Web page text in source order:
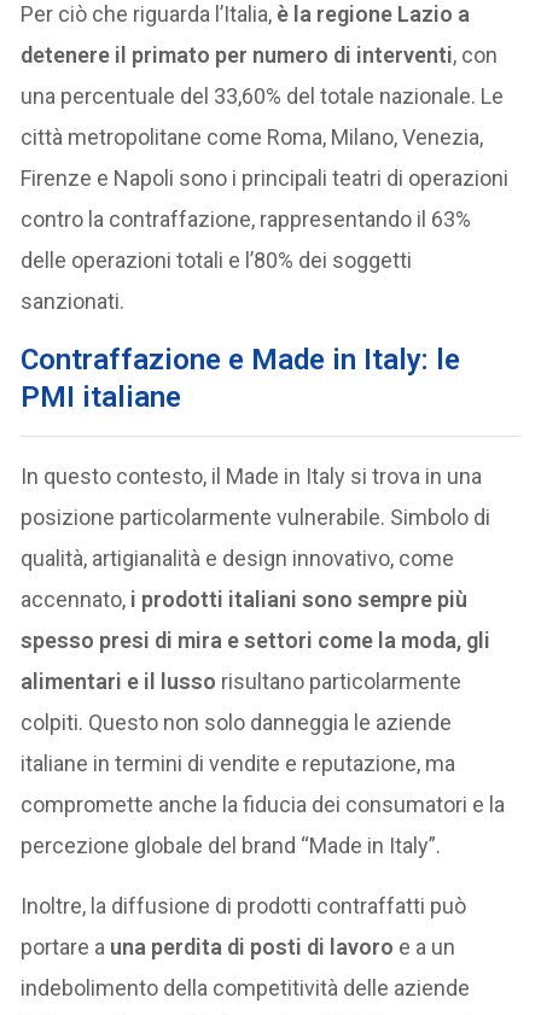
Per ciò che riguarda l’Italia, è la regione Lazio a
detenere il primato per numero di interventi, con
una percentuale del 33,60% del totale nazionale. Le
città metropolitane come Roma, Milano, Venezia,
Firenze e Napoli sono i principali teatri di operazioni
contro la contraffazione, rappresentando il 63%
delle operazioni totali e l’80% dei soggetti
sanzionati.
Contraffazione e Made in Italy: le
PMI italiane
In questo contesto, il Made in Italy si trova in una
posizione particolarmente vulnerabile. Simbolo di
qualità, artigianalità e design innovativo, come
accennato, i prodotti italiani sono sempre più
spesso presi di mira e settori come la moda, gli
alimentari e il lusso risultano particolarmente
colpiti. Questo non solo danneggia le aziende
italiane in termini di vendite e reputazione, ma
compromette anche la fiducia dei consumatori e la
percezione globale del brand “Made in Italy”.
Inoltre, la diffusione di prodotti contraffatti può
portare a una perdita di posti di lavoro e a un
indebolimento della competitività delle aziende